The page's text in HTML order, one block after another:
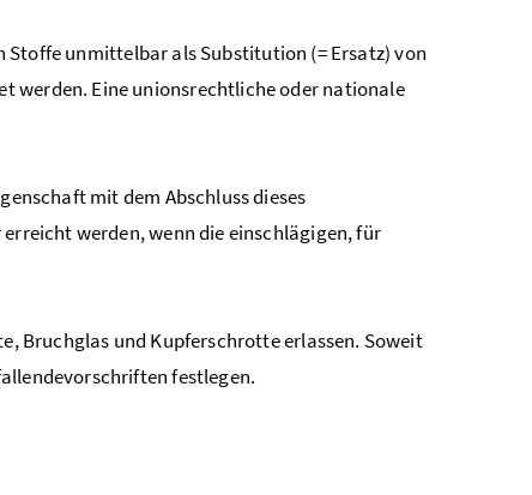
Stoffe unmittelbar als Substitution (= Ersatz) von
werden. Eine unionsrechtliche oder nationale
mit dem Abschluss dieses
werden, wenn die einschlägigen, für
Bruchglas und Kupferschrotte erlassen. Soweit
festlegen.